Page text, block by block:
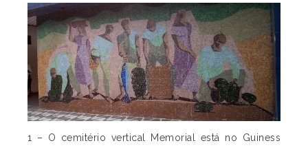
1 – O cemitério vertical Memorial está no Guiness